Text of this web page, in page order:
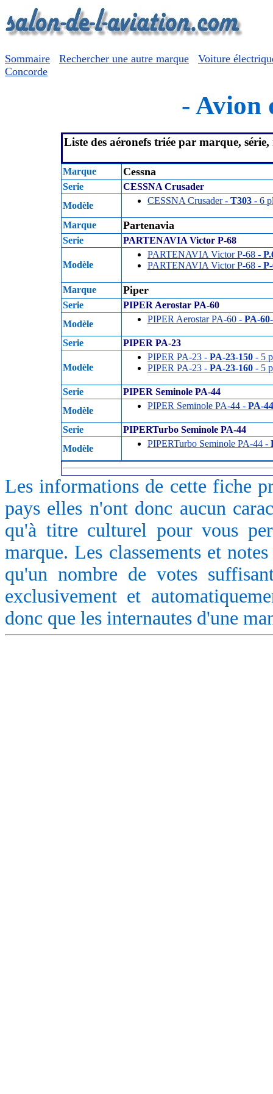
Sommaire Rechercher une autre marque
Voiture
Concorde
- Avion
Liste des aéronefs triée par marque, série,
Marque Cessna
Serie
CESSNA Crusader
Modèle
CESSNA Crusader - T303 - 6
Marque Partenavia
Serie PARTENAVIA Victor P-68
Modèle
PARTENAVIA Victor P-68 -
PARTENAVIA Victor P-68 -
Marque Piper
Serie
PIPER Aerostar PA-60
Modèle
PIPER Aerostar PA-60 - PA-
Serie PIPER PA-23
Modèle
PIPER PA-23 - PA-23-150 - 5
PIPER PA-23 - PA-23-160 - 5
Serie
PIPER Seminole PA-44
Modèle
PIPER Seminole PA-44 - PA-
Serie
PIPERTurbo Seminole PA-44
Modèle
PIPERTurbo Seminole PA-44 -
Les informations de cette fiche
pays elles n'ont donc aucun
qu'à titre culturel pour vous
marque. Les classements et
qu'un nombre de votes
exclusivement et
donc que les internautes d'une